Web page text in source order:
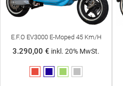
E.F.O EV3000 E-Moped 45 Km/h
3.290,00 € inkl. 20% MwSt.